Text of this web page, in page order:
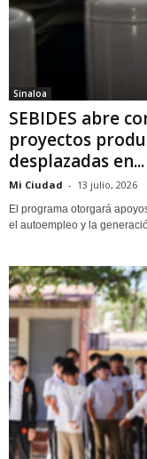
Sinaloa
SEBIDES abre
proyectos
desplazadas en...
Mi Ciudad - 13 julio, 2026
El programa otorgará
el autoempleo y la